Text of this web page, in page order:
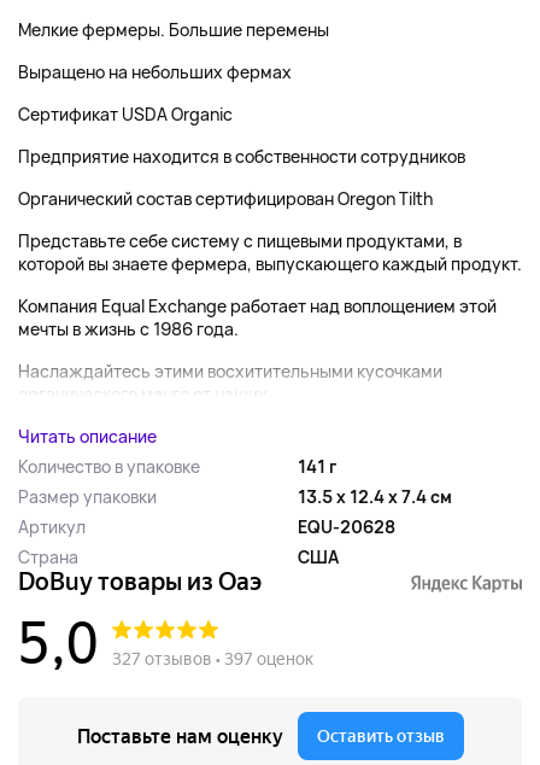
Мелкие фермеры. Большие перемены
Выращено на небольших фермах
Сертификат USDA Organic
Предприятие находится в собственности сотрудников
Органический состав сертифицирован Oregon Tilth
Представьте себе систему с пищевыми продуктами, в
которой вы знаете фермера, выпускающего каждый продукт.
Компания Equal Exchange работает над воплощением этой
мечты в жизнь с 1986 года.
Наслаждайтесь этими восхитительными кусочками
органического манго от наших...
Читать описание
Количество в упаковке
141 г
Размер упаковки
13.5 x 12.4 x 7.4 см
Артикул
EQU-20628
Страна
США